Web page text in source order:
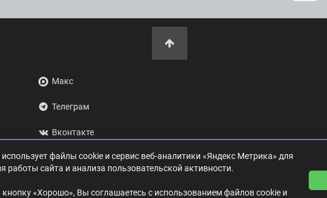
Макс
Телеграм
Вконтакте
ОК
файлы cookie и сервис веб-аналитики «Яндекс Метрика» для
работы сайта и анализа пользовательской активности.
«Хорошо», Вы соглашаетесь с использованием файлов cookie и